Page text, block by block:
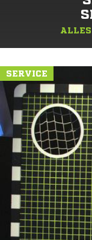
SERVICE